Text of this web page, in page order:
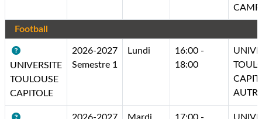
Football
UNIVERSITE
TOULOUSE
CAPITOLE
2026-2027
Semestre 1
Lundi
16:00 -
18:00